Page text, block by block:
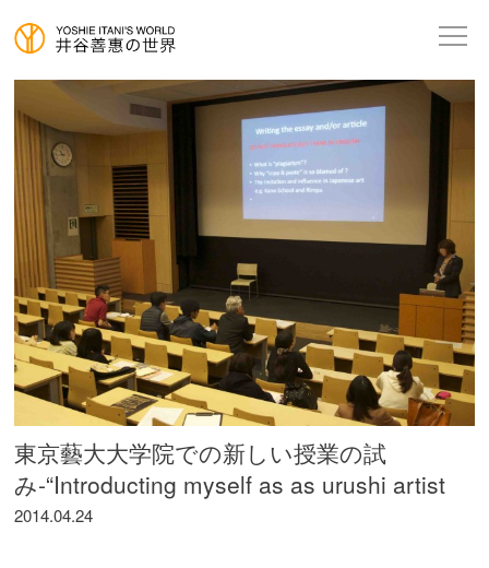
東京藝大大学院での新しい授業の試
み-“Introducting myself as as urushi artist
2014.04.24